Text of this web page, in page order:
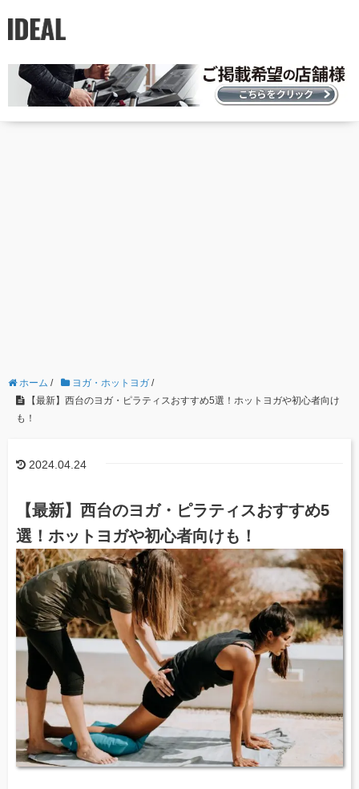
ホーム / ヨガ・ホットヨガ /
【最新】西台のヨガ・ピラティスおすすめ5選！ホットヨガや初心者向け
も！
2024.04.24
【最新】西台のヨガ・ピラティスおすすめ5
選！ホットヨガや初心者向けも！